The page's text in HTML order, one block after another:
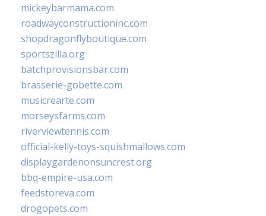
mickeybarmama.com
roadwayconstructioninc.com
shopdragonflyboutique.com
sportszilla.org
batchprovisionsbar.com
brasserie-gobette.com
musicrearte.com
morseysfarms.com
riverviewtennis.com
official-kelly-toys-squishmallows.com
displaygardenonsuncrest.org
bbq-empire-usa.com
feedstoreva.com
drogopets.com